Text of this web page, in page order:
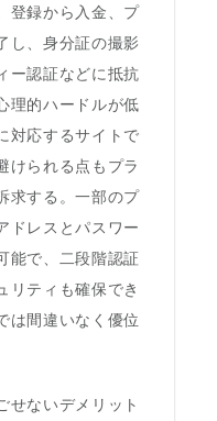
登録から入金、プ
し、身分証の撮影
ー認証などに抵抗
理的ハードルが低
対応するサイトで
けられる点もプラ
求する。一部のプ
ドレスとパスワー
能で、二段階認証
リティも確保でき
は間違いなく優位
せないデメリット